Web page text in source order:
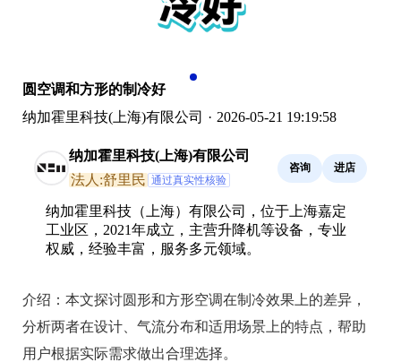
圆空调和方形的制冷好
纳加霍里科技(上海)有限公司 · 2026-05-21 19:19:58
纳加霍里科技(上海)有限公司
法人:舒里民 通过真实性核验
咨询 进店
纳加霍里科技（上海）有限公司，位于上海嘉定
工业区，2021年成立，主营升降机等设备，专业
权威，经验丰富，服务多元领域。
介绍： 本文探讨圆形和方形空调在制冷效果上的差异，
分析两者在设计、气流分布和适用场景上的特点，帮助
用户根据实际需求做出合理选择。